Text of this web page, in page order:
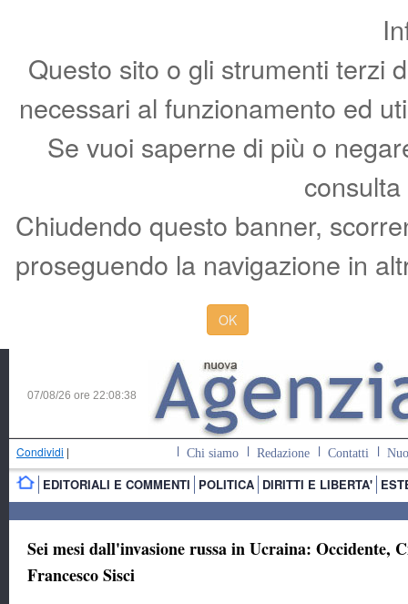
Questo sito o gli strumenti terzi
necessari al funzionamento ed
Se vuoi saperne di più o
Chiudendo questo banner,
proseguendo la navigazione in
OK
07/08/26 ore 22:08:39
Condividi | Chi siamo Redazione Contatti
EDITORIALI E COMMENTI POLITICA DIRITTI E LIBERTA'
Sei mesi dall'invasione russa in Ucraina: Occidente,
Francesco Sisci